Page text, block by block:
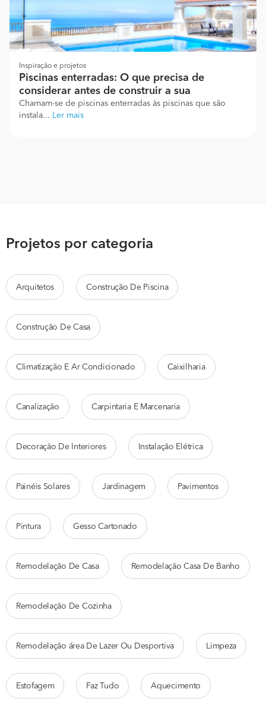
Inspiração e projetos
Piscinas enterradas: O que precisa de
considerar antes de construir a sua
Chamam-se de piscinas enterradas às piscinas que são
instala... Ler mais
Projetos por categoria
Arquitetos Construção De Piscina
Construção De Casa
Climatização E Ar Condicionado Caixilharia
Canalização Carpintaria E Marcenaria
Decoração De Interiores Instalação Elétrica
Painéis Solares Jardinagem Pavimentos
Pintura Gesso Cartonado
Remodelação De Casa Remodelação Casa De Banho
Remodelação De Cozinha
Remodelação área De Lazer Ou Desportiva Limpeza
Estofagem Faz Tudo Aquecimento